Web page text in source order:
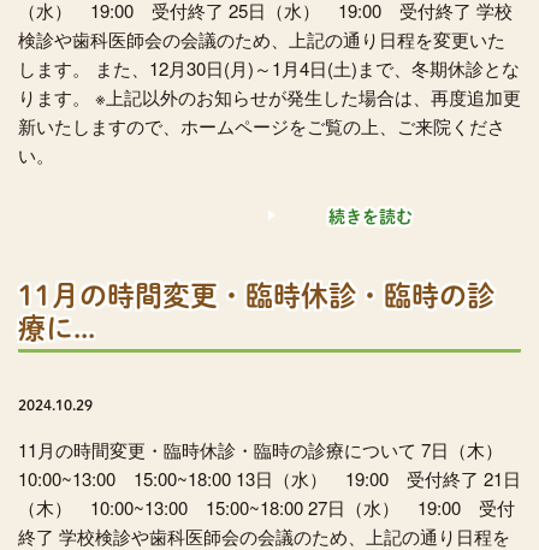
（水） 19:00 受付終了 25日（水） 19:00 受付終了 学校
検診や歯科医師会の会議のため、上記の通り日程を変更いた
します。 また、12月30日(月)～1月4日(土)まで、冬期休診とな
ります。 ※上記以外のお知らせが発生した場合は、再度追加更
新いたしますので、ホームページをご覧の上、ご来院くださ
い。
続きを読む
11月の時間変更・臨時休診・臨時の診
療に...
2024.10.29
11月の時間変更・臨時休診・臨時の診療について 7日（木）
10:00~13:00 15:00~18:00 13日（水） 19:00 受付終了 21日
（木） 10:00~13:00 15:00~18:00 27日（水） 19:00 受付
終了 学校検診や歯科医師会の会議のため、上記の通り日程を